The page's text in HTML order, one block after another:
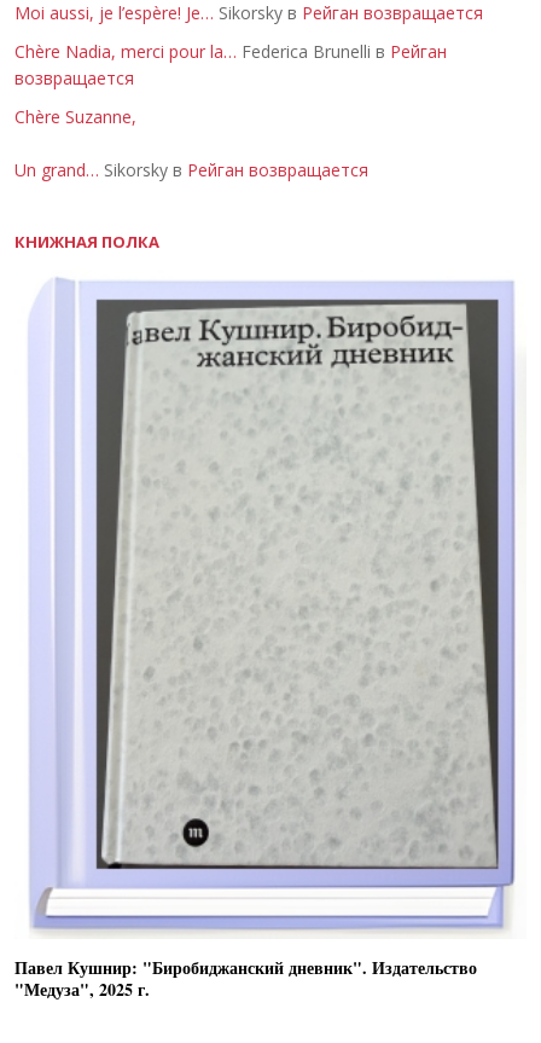
Moi aussi, je l’espère! Je… Sikorsky в Рейган возвращается
Chère Nadia, merci pour la… Federica Brunelli в Рейган
возвращается
Chère Suzanne,
Un grand… Sikorsky в Рейган возвращается
КНИЖНАЯ ПОЛКА
Павел Кушнир: "Биробиджанский дневник". Издательство
"Медуза", 2025 г.